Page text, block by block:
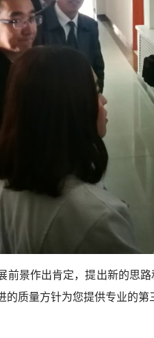
前景作出肯定，提出新的思
质量方针为您提供专业的第